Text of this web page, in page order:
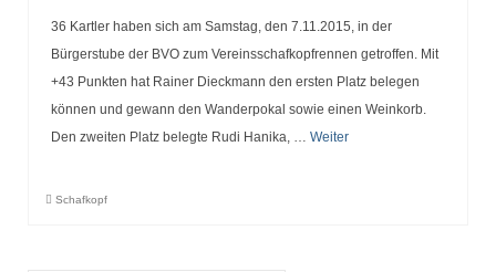
36 Kartler haben sich am Samstag, den 7.11.2015, in der
Bürgerstube der BVO zum Vereinsschafkopfrennen getroffen. Mit
+43 Punkten hat Rainer Dieckmann den ersten Platz belegen
können und gewann den Wanderpokal sowie einen Weinkorb.
Den zweiten Platz belegte Rudi Hanika, … Weiter
Schafkopf